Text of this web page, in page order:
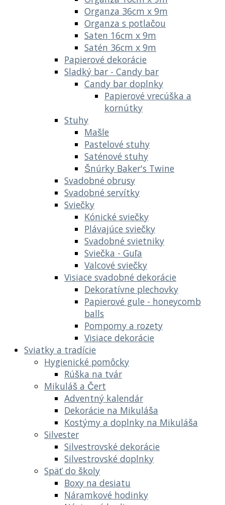
Organza 36cm x 9m
Organza s potlačou
Saten 16cm x 9m
Satén 36cm x 9m
Papierové dekorácie
Sladký bar - Candy bar
Candy bar doplnky
Papierové vrecúška a
kornútky
Stuhy
Mašle
Pastelové stuhy
Saténové stuhy
Šnúrky Baker's Twine
Svadobné obrusy
Svadobné servítky
Sviečky
Kónické sviečky
Plávajúce sviečky
Svadobné svietniky
Sviečka - Guľa
Valcové sviečky
Visiace svadobné dekorácie
Dekoratívne plechovky
Papierové gule - honeycomb
balls
Pompomy a rozety
Visiace dekorácie
Sviatky a tradície
Hygienické pomôcky
Rúška na tvár
Mikuláš a Čert
Adventný kalendár
Dekorácie na Mikuláša
Kostýmy a doplnky na Mikuláša
Silvester
Silvestrovské dekorácie
Silvestrovské doplnky
Späť do školy
Boxy na desiatu
Náramkové hodinky